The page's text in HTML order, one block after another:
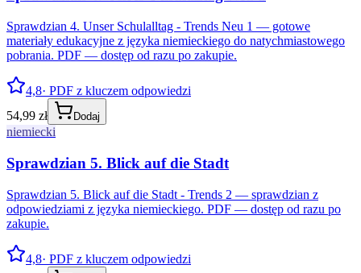
Sprawdzian 4. Unser Schulalltag - Trends Neu 1 — gotowe
materiały edukacyjne z języka niemieckiego do natychmiastowego
pobrania. PDF — dostęp od razu po zakupie.
4,8· PDF z kluczem odpowiedzi
54,99 zł
Dodaj
niemiecki
Sprawdzian 5. Blick auf die Stadt
Sprawdzian 5. Blick auf die Stadt - Trends 2 — sprawdzian z
odpowiedziami z języka niemieckiego. PDF — dostęp od razu po
zakupie.
4,8· PDF z kluczem odpowiedzi